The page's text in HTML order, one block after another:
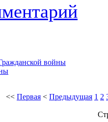
войны
<< Первая < Предыдущая 1 2